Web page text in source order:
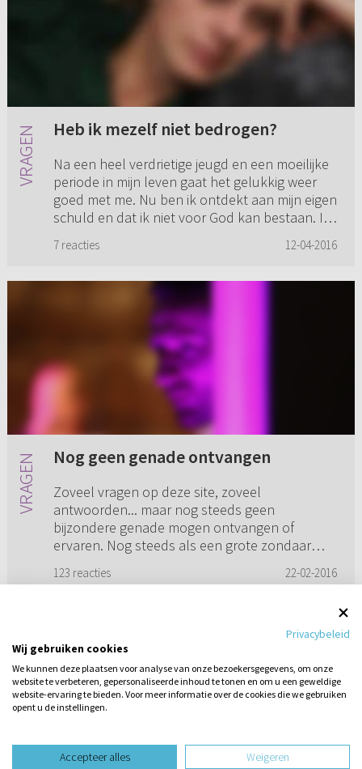
Heb ik mezelf niet bedrogen?
Na een heel verdrietige jeugd en een moeilijke
periode in mijn leven gaat het gelukkig weer
goed met me. Nu ben ik ontdekt aan mijn eigen
schuld en dat ik niet voor God kan bestaan. Ik
7 reacties 12-04-2016
Nog geen genade ontvangen
Zoveel vragen op deze site, zoveel
antwoorden... maar nog steeds geen
bijzondere genade mogen ontvangen of
ervaren. Nog steeds als een grote zondaar
mijn z...
123 reacties 22-02-2016
1 2
design website dooreen vraag
Privacybeleid
Wij gebruiken cookies
We kunnen deze plaatsen voor analyse van onze bezoekersgegevens, om onze
website te verbeteren, gepersonaliseerde inhoud te tonen en om u een geweldige
website-ervaring te bieden. Voor meer informatie over de cookies die we gebruiken
opent u de instellingen.
Accepteer alles Weigeren